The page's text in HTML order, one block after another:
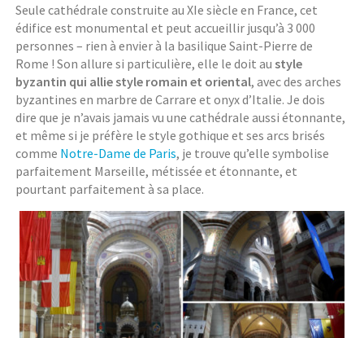
Seule cathédrale construite au XIe siècle en France, cet
édifice est monumental et peut accueillir jusqu’à 3 000
personnes – rien à envier à la basilique Saint-Pierre de
Rome ! Son allure si particulière, elle le doit austyle
byzantin qui allie style romain et oriental, avec des arches
byzantines en marbre de Carrare et onyx d’Italie. Je dois
dire que je n’avais jamais vu une cathédrale aussi étonnante,
et même si je préfère le style gothique et ses arcs brisés
comme Notre-Dame de Paris, je trouve qu’elle symbolise
parfaitement Marseille, métissée et étonnante, et
pourtant parfaitement à sa place.